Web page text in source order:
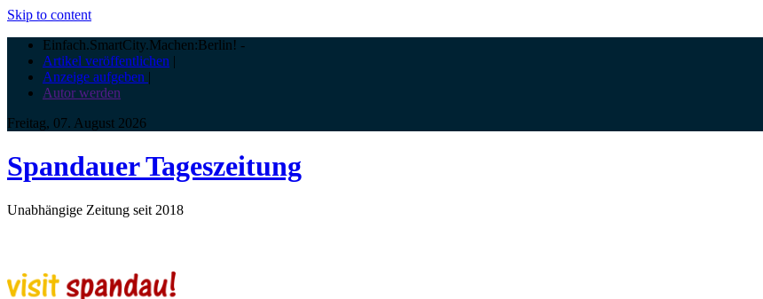
Skip to content
Einfach.SmartCity.Machen:Berlin! -
Artikel veröffentlichen |
Anzeige aufgeben |
Autor werden
Freitag, 07. August 2026
Spandauer Tageszeitung
Unabhängige Zeitung seit 2018